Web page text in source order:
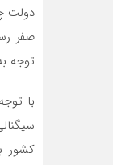
دولت
صفر
توجه
با
کشور